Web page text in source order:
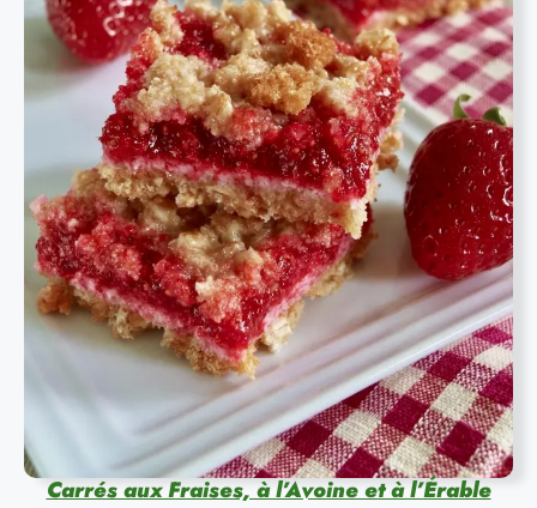
Carrés aux Fraises, à l’Avoine et à l’Érable